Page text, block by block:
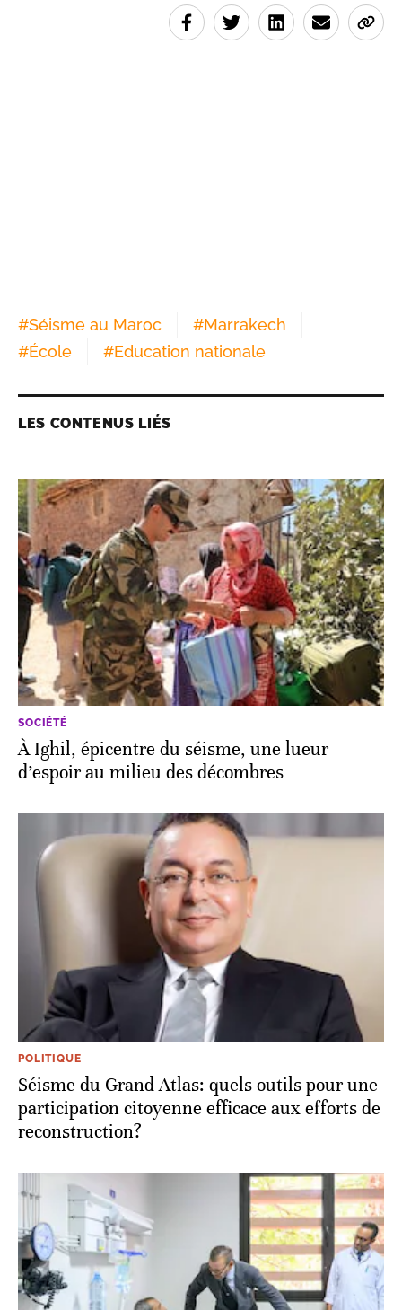
#Séisme au Maroc #Marrakech
#École #Education nationale
LES CONTENUS LIÉS
SOCIÉTÉ
À Ighil, épicentre du séisme, une lueur
d’espoir au milieu des décombres
POLITIQUE
Séisme du Grand Atlas: quels outils pour une
participation citoyenne efficace aux efforts de
reconstruction?